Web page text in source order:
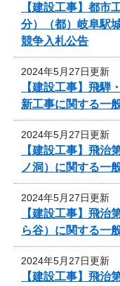
【建設工事】都
分）（都）岐阜駅
競争入札公告
2024年5月27日更新
【建設工事】飛騨
新工事に関する一
2024年5月27日更新
【建設工事】飛
ノ洞）に関する一
2024年5月27日更新
【建設工事】飛
ら谷）に関する一
2024年5月27日更新
【建設工事】飛